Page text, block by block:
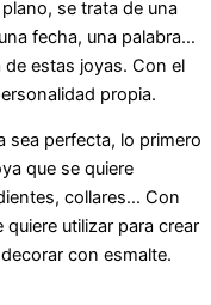
se trata de una
fecha, una palabra…
estas joyas. Con el
propia.
sea perfecta, lo primero
que se quiere
collares… Con
utilizar para crear
con esmalte.